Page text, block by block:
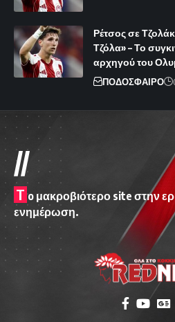
Ρέτσος σε
Τζόλα» – Το
αρχηγού του
ΠΟΔΟΣΦΑΙΡΟ
//
T o μακροβιότερο site στην
ενημέρωση.